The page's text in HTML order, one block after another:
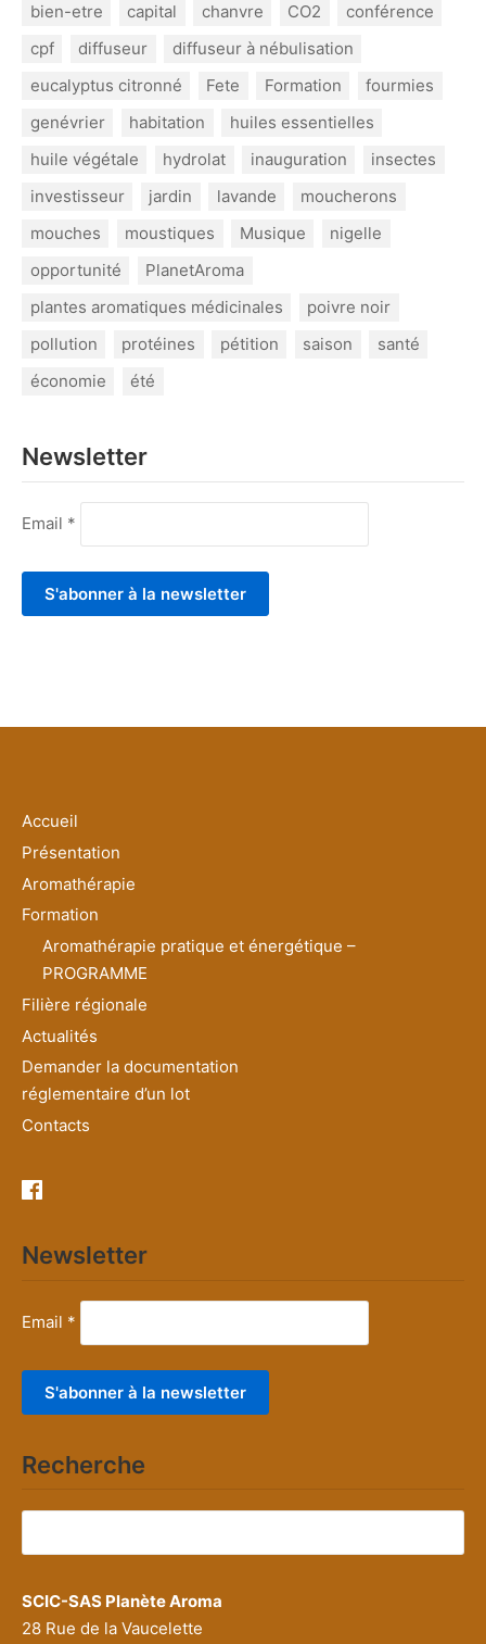
bien-etre
capital chanvre CO2
conférence
cpf
diffuseur
diffuseur à nébulisation
eucalyptus citronné
Fete Formation
fourmies
genévrier
habitation
huiles essentielles
huile végétale
hydrolat inauguration
insectes
investisseur
jardin lavande
moucherons
mouches
moustiques Musique
nigelle
opportunité
PlanetAroma
plantes aromatiques médicinales
poivre noir
pollution
protéines pétition saison
santé
économie
été
Newsletter
Email *
Accueil
Présentation
Aromathérapie
Formation
Aromathérapie pratique et énergétique –
PROGRAMME
Filière régionale
Actualités
Demander la documentation
réglementaire d’un lot
Contacts
Newsletter
Email *
Recherche
SCIC-SAS Planète Aroma
28 Rue de la Vaucelette